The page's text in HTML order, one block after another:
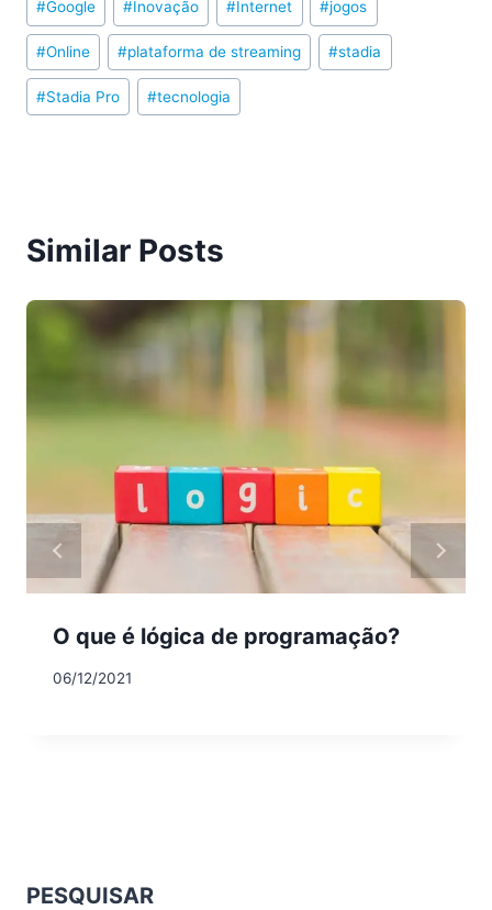
Tags:
#Google #Inovação #Internet #jogos
#Online #plataforma de streaming #stadia
#Stadia Pro #tecnologia
Similar Posts
O que é lógica de programação?
06/12/2021
PESQUISAR